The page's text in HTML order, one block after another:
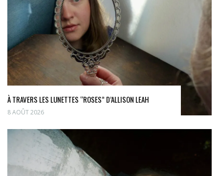
À TRAVERS LES LUNETTES “ROSES” D’ALLISON LEAH
8 AOÛT 2026